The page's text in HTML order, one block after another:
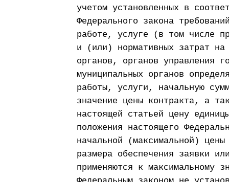
учетом установленных в
Федерального закона
работе, услуге (в том числе
и (или) нормативных затрат на
органов, органов управления
муниципальных органов
работы, услуги, начальную
значение цены контракта, а
настоящей статьей цену
положения настоящего
начальной (максимальной)
размера обеспечения заявки
применяются к максимальному